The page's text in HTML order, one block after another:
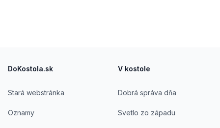
DoKostola.sk
Stará webstránka
Oznamy
V kostole
Dobrá správa dňa
Svetlo zo západu